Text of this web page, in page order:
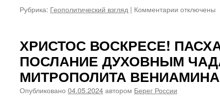
Рубрика: Геополитический взгляд | Комментарии к
Кураева
отключены
ХРИСТОС ВОСКРЕСЕ!
ПОСЛАНИЕ ДУХОВНЫМ
МИТРОПОЛИТА
Опубликовано 04.05.2024автором Берег России